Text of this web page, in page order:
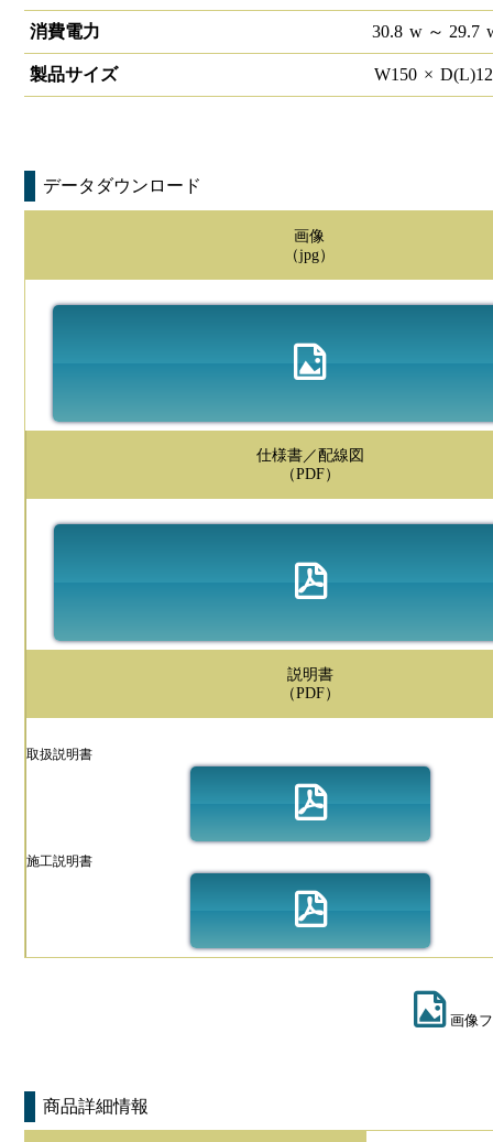
消費電力 30.8 w～ 29.7
製品サイズ W150 × D(L)
データダウンロード
画像
（jpg）
仕様書／配線図
（PDF）
説明書
（PDF）
取扱説明書
施工説明書
画像
商品詳細情報